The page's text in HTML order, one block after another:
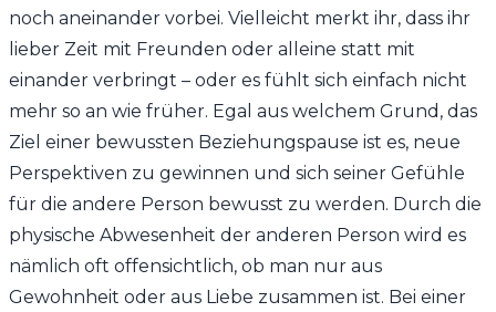
noch aneinander vorbei. Vielleicht merkt ihr, dass ihr
lieber Zeit mit Freunden oder alleine statt mit
einander verbringt – oder es fühlt sich einfach nicht
mehr so an wie früher. Egal aus welchem Grund, das
Ziel einer bewussten Beziehungspause ist es, neue
Perspektiven zu gewinnen und sich seiner Gefühle
für die andere Person bewusst zu werden. Durch die
physische Abwesenheit der anderen Person wird es
nämlich oft offensichtlich, ob man nur aus
Gewohnheit oder aus Liebe zusammen ist. Bei einer